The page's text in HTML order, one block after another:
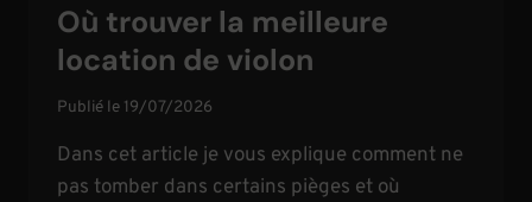
Où trouver la meilleure
location de violon
Publié le 19/07/2026
Dans cet article je vous explique comment ne
pas tomber dans certains pièges et où